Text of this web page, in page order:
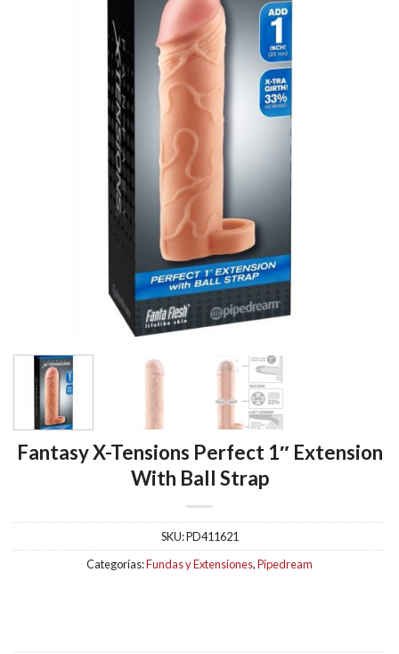
Fantasy X-Tensions Perfect 1″ Extension
With Ball Strap
SKU:PD411621
Categorías:Fundas y Extensiones,Pipedream